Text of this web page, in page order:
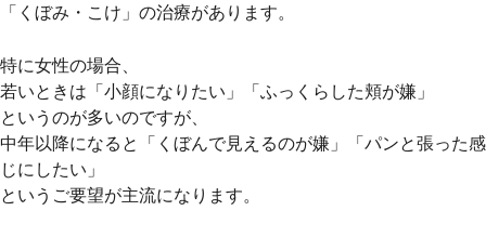
「くぼみ・こけ」の治療があります。
特に女性の場合、
若いときは「小顔になりたい」「ふっくらした頬が嫌」
というのが多いのですが、
中年以降になると「くぼんで見えるのが嫌」「パンと張った感
じにしたい」
というご要望が主流になります。